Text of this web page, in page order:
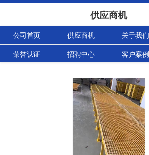
供应商机
公司首页 供应商机 关于我们
荣誉认证 招聘中心 客户案例